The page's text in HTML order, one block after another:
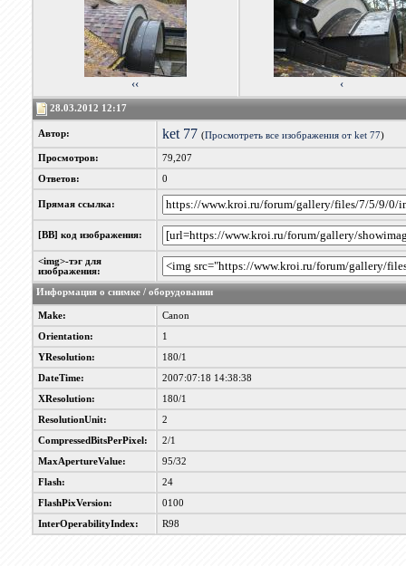
‹‹ ‹
28.03.2012 12:17
Автор: ket 77 (Просмотреть все изображения от ket 77)
Просмотров: 79,207
Ответов: 0
Прямая ссылка:
[BB] код изображения:
<img>-тэг для
изображения:
Информация о снимке / оборудовании
Make: Canon
Orientation: 1
YResolution: 180/1
DateTime: 2007:07:18 14:38:38
XResolution: 180/1
ResolutionUnit: 2
CompressedBitsPerPixel: 2/1
MaxApertureValue: 95/32
Flash: 24
FlashPixVersion: 0100
InterOperabilityIndex: R98